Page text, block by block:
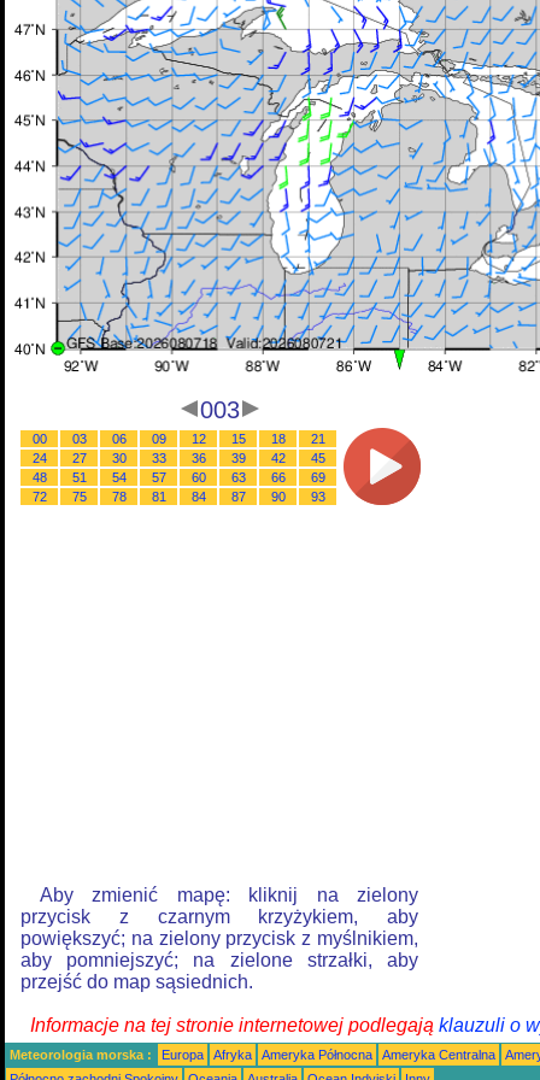
003
00 03 06 09 12 15 18
21
24
27 30 33 36 39 42
45
48
51 54 57 60 63 66
69
72
75 78 81 84 87 90 93
Aby zmienić mapę: kliknij na zielony
przycisk z czarnym krzyżykiem, aby
powiększyć; na zielony przycisk z myślnikiem,
aby pomniejszyć; na zielone strzałki, aby
przejść do map sąsiednich.
Informacje na tej stronie internetowej podlegają klauzuli o
Meteorologia morska : Europa Afryka Ameryka Północna Ameryka Centralna